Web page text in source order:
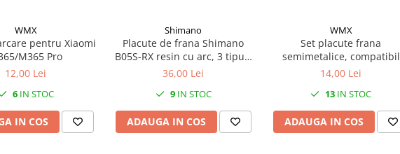
WMX
pentru Xiaomi
M365 Pro
12,00 Lei
6IN STOC
IN COS
Shimano
Placute de frana Shimano
B05S-RX resin cu arc, 3 tipuri
de split pin
36,00 Lei
9IN STOC
ADAUGA IN COS
WMX
Set placute frana
semimetalice, compatibil
Shimano Deore LX BR-
07
14,00 Lei
13 IN STOC
ADAUGA IN COS